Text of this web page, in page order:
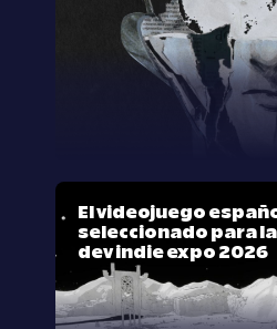
El videojuego
seleccionado para
dev indie expo 2026